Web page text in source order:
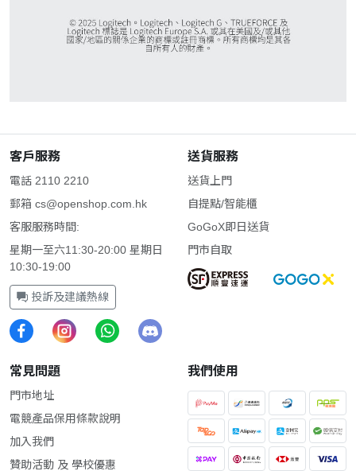
客戶服務
電話 2110 2210
郵箱 cs@openshop.com.hk
客服服務時間:
星期一至六11:30-20:00 星期日
10:30-19:00
投訴及建議熱線
送貨服務
送貨上門
自提點/智能櫃
GoGoX即日送貨
門市自取
常見問題
門市地址
電競產品保用條款說明
加入我們
贊助活動 及 學校優惠
我們使用